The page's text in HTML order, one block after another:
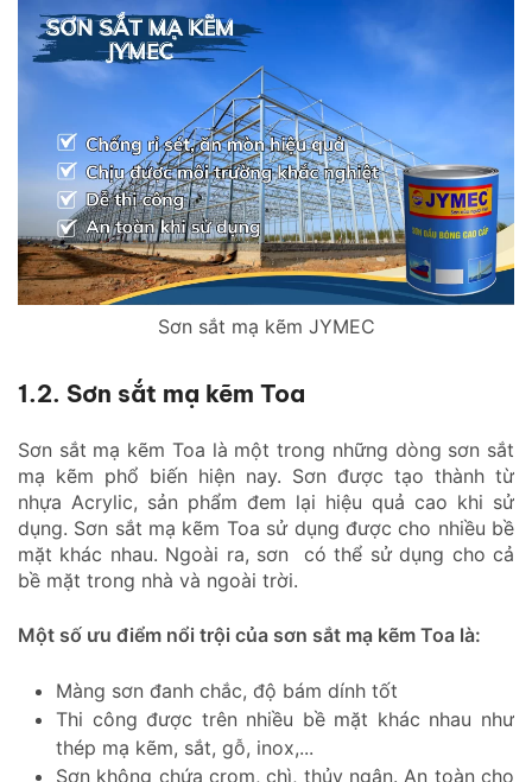
Sơn sắt mạ kẽm JYMEC
1.2. Sơn sắt mạ kẽm Toa
Sơn sắt mạ kẽm Toa là một trong những dòng sơn sắt
mạ kẽm phổ biến hiện nay. Sơn được tạo thành từ
nhựa Acrylic, sản phẩm đem lại hiệu quả cao khi sử
dụng. Sơn sắt mạ kẽm Toa sử dụng được cho nhiều bề
mặt khác nhau. Ngoài ra, sơn có thể sử dụng cho cả
bề mặt trong nhà và ngoài trời.
Một số ưu điểm nổi trội của sơn sắt mạ kẽm Toa là:
Màng sơn đanh chắc, độ bám dính tốt
Thi công được trên nhiều bề mặt khác nhau như
thép mạ kẽm, sắt, gỗ, inox,...
Sơn không chứa crom, chì, thủy ngân. An toàn cho